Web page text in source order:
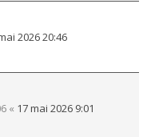
2026 20:46
« 17 mai 2026 9:01